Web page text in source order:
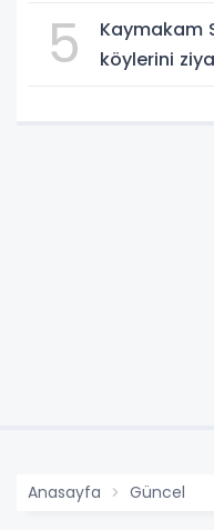
5
Kaymakam
köylerini
Anasayfa Güncel